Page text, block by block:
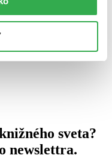
sveta?
newslettra.